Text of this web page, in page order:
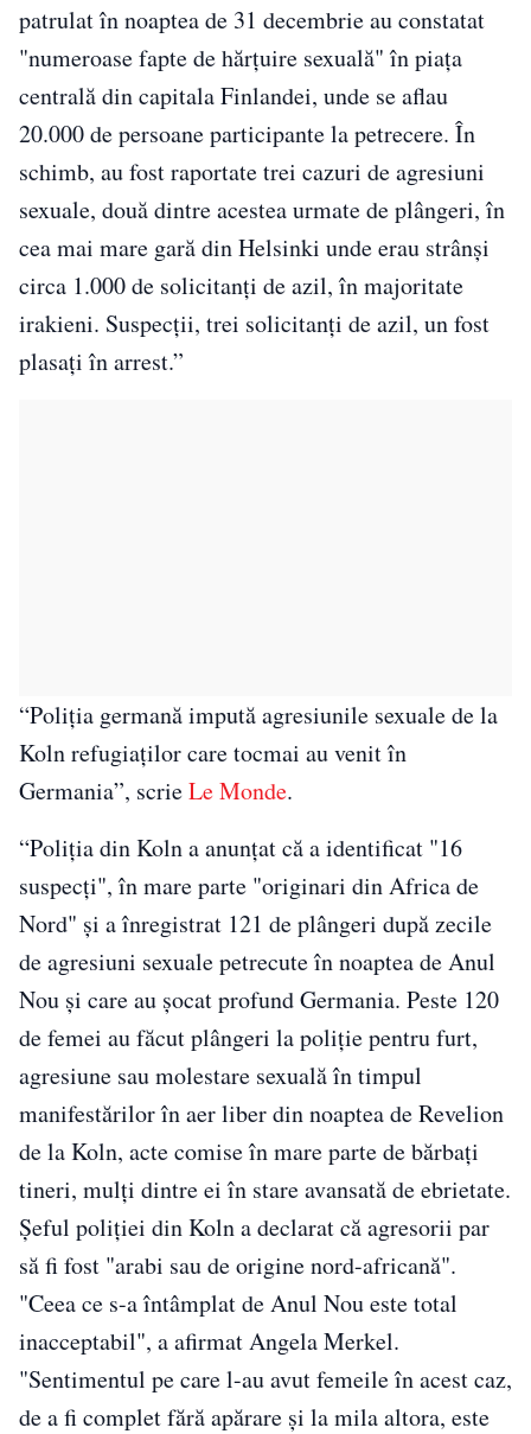
patrulat în noaptea de 31 decembrie au constatat
"numeroase fapte de hărţuire sexuală" în piaţa
centrală din capitala Finlandei, unde se aflau
20.000 de persoane participante la petrecere. În
schimb, au fost raportate trei cazuri de agresiuni
sexuale, două dintre acestea urmate de plângeri, în
cea mai mare gară din Helsinki unde erau strânşi
circa 1.000 de solicitanţi de azil, în majoritate
irakieni. Suspecţii, trei solicitanţi de azil, un fost
plasaţi în arrest.”
“Poliţia germană impută agresiunile sexuale de la
Koln refugiaţilor care tocmai au venit în
Germania”, scrieLe Monde.
“Poliţia din Koln a anunţat că a identificat "16
suspecţi", în mare parte "originari din Africa de
Nord" şi a înregistrat 121 de plângeri după zecile
de agresiuni sexuale petrecute în noaptea de Anul
Nou şi care au şocat profund Germania. Peste 120
de femei au făcut plângeri la poliţie pentru furt,
agresiune sau molestare sexuală în timpul
manifestărilor în aer liber din noaptea de Revelion
de la Koln, acte comise în mare parte de bărbaţi
tineri, mulţi dintre ei în stare avansată de ebrietate.
Şeful poliţiei din Koln a declarat că agresorii par
să fi fost "arabi sau de origine nord-africană".
"Ceea ce s-a întâmplat de Anul Nou este total
inacceptabil", a afirmat Angela Merkel.
"Sentimentul pe care l-au avut femeile în acest caz,
de a fi complet fără apărare şi la mila altora, este